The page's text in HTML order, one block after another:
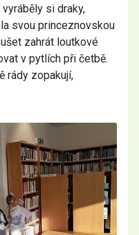
si draky,
svou princeznovskou
zahrát loutkové
v pytlích při četbě.
rády zopakují,